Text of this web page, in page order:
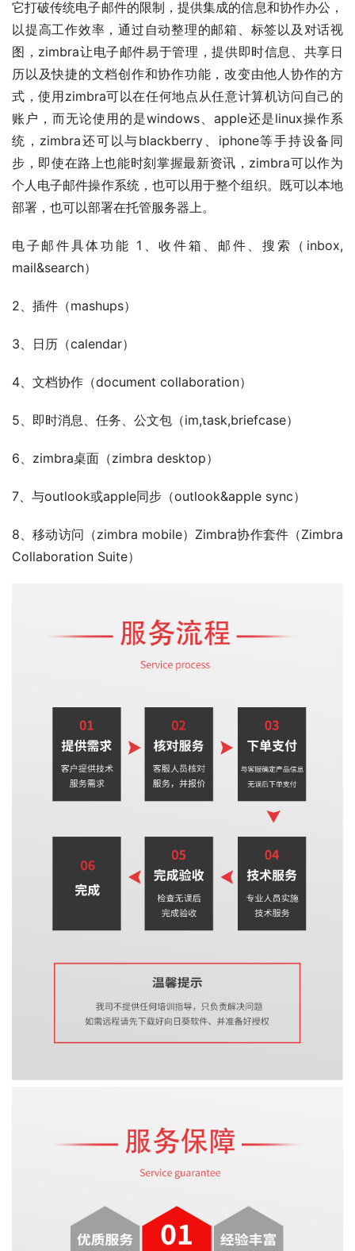
它打破传统电子邮件的限制，提供集成的信息和协作办公，
以提高工作效率，通过自动整理的邮箱、标签以及对话视
图，zimbra让电子邮件易于管理，提供即时信息、共享日
历以及快捷的文档创作和协作功能，改变由他人协作的方
式，使用zimbra可以在任何地点从任意计算机访问自己的
账户，而无论使用的是windows、apple还是linux操作系
统，zimbra还可以与blackberry、iphone等手持设备同
步，即使在路上也能时刻掌握最新资讯，zimbra可以作为
个人电子邮件操作系统，也可以用于整个组织。既可以本地
部署，也可以部署在托管服务器上。
电子邮件具体功能 1、收件箱、邮件、搜索（inbox,
mail&search）
2、插件（mashups）
3、日历（calendar）
4、文档协作（document collaboration）
5、即时消息、任务、公文包（im,task,briefcase）
6、zimbra桌面（zimbra desktop）
7、与outlook或apple同步（outlook&apple sync）
8、移动访问（zimbra mobile）Zimbra协作套件（Zimbra
Collaboration Suite）